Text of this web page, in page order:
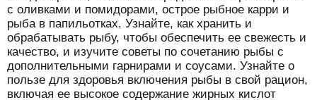
с оливками и помидорами, острое рыбное карри и
рыба в папильотках. Узнайте, как хранить и
обрабатывать рыбу, чтобы обеспечить ее свежесть и
качество, и изучите советы по сочетанию рыбы с
дополнительными гарнирами и соусами. Узнайте о
пользе для здоровья включения рыбы в свой рацион,
включая ее высокое содержание жирных кислот